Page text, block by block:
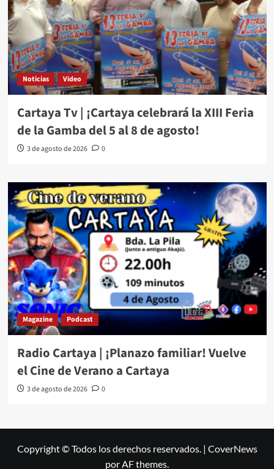
Noticias Video
Cartaya Tv | ¡Cartaya celebrará la XIII Feria
de la Gamba del 5 al 8 de agosto!
3 de agosto de 2026 0
Magazine Podcast
Radio Cartaya | ¡Planazo familiar! Vuelve
el Cine de Verano a Cartaya
3 de agosto de 2026 0
Copyright © Todos los derechos reservados. | CoverNews
por AF themes.